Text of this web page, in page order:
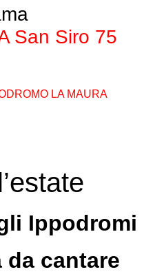
San Siro 75
LA MAURA
Ippodromi
da cantare